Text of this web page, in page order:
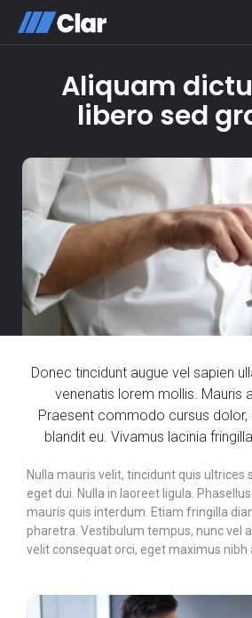
Aliquam
libero sed
Donec tincidunt augue vel sapien
venenatis lorem mollis. Mauris
Praesent commodo cursus
blandit eu. Vivamus lacinia
Nulla mauris velit, tincidunt quis
eget dui. Nulla in laoreet ligula.
mauris quis interdum. Etiam fringilla
pharetra. Vestibulum tempus, nunc vel
velit consequat orci, eget maximus nibh